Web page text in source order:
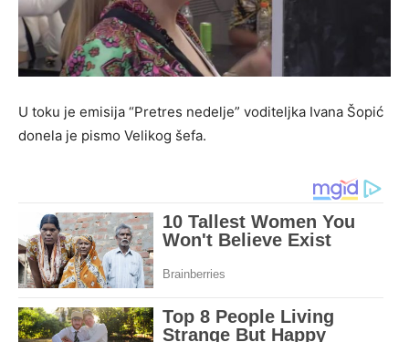
U toku je emisija “Pretres nedelje” voditeljka Ivana Šopić
donela je pismo Velikog šefa.